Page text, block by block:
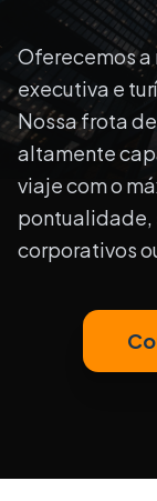
Oferecemos
executiva e
Nossa frota
altamente
viaje com o
pontualidade,
corporativos